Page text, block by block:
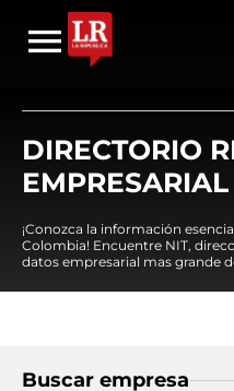
DIRECTORIO
EMPRESARIAL
¡Conozca la información
Colombia! Encuentre NIT,
datos empresarial mas grande
Buscar empresa